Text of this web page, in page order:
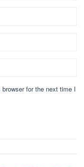
for the next time I